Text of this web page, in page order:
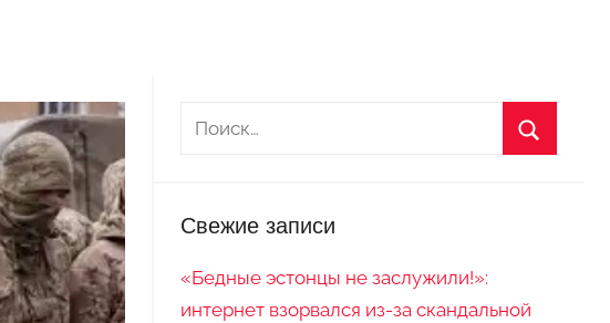
Свежие записи
«Бедные эстонцы не заслужили!»:
интернет взорвался из-за скандальной